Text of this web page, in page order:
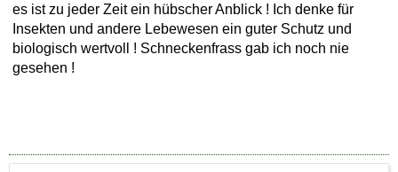
es ist zu jeder Zeit ein hübscher Anblick ! Ich denke für
Insekten und andere Lebewesen ein guter Schutz und
biologisch wertvoll ! Schneckenfrass gab ich noch nie
gesehen !